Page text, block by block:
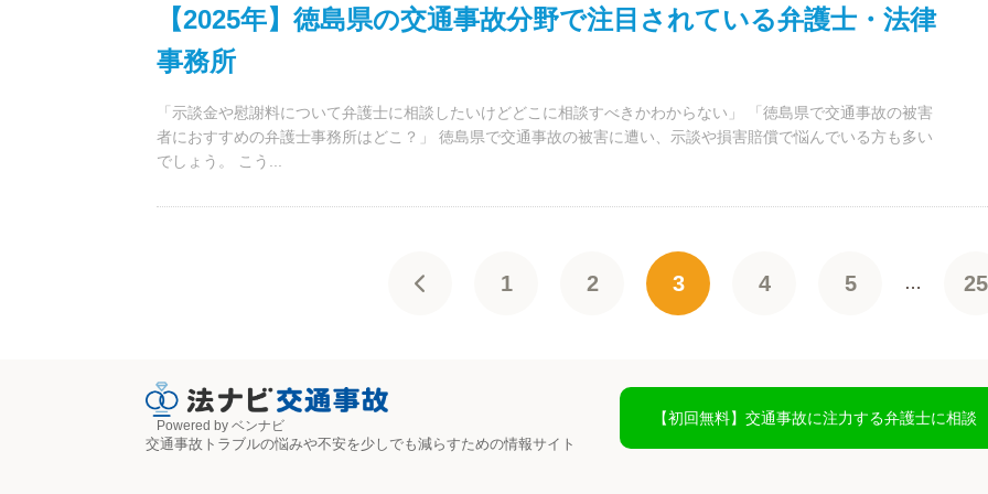
【2025年】徳島県の交通事故分野で注目されている弁護士・法律
事務所
「示談金や慰謝料について弁護士に相談したいけどどこに相談すべきかわからない」 「徳島県で交通事故の被害
者におすすめの弁護士事務所はどこ？」 徳島県で交通事故の被害に遭い、示談や損害賠償で悩んでいる方も多い
でしょう。 こう...
1 2 3 4 5 … 25
Powered by ベンナビ
交通事故トラブルの悩みや不安を少しでも減らすための情報サイト
【初回無料】交通事故に注力する弁護士に相談